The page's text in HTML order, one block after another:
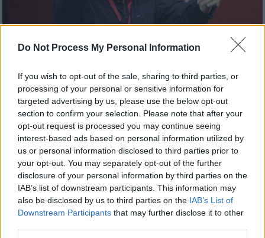
Do Not Process My Personal Information
If you wish to opt-out of the sale, sharing to third parties, or
processing of your personal or sensitive information for
targeted advertising by us, please use the below opt-out
section to confirm your selection. Please note that after your
opt-out request is processed you may continue seeing
interest-based ads based on personal information utilized by
us or personal information disclosed to third parties prior to
your opt-out. You may separately opt-out of the further
disclosure of your personal information by third parties on the
IAB’s list of downstream participants. This information may
also be disclosed by us to third parties on the IAB’s List of
Downstream Participants that may further disclose it to other
Πολιτική| 09.07.2026 20:40
Πολάκης για Φάμελλο: Ορθώς
παραιτήθηκε - Καμία αναβολή της
Κεντρικής Επιτροπής
«Η Κεντρική Επιτροπή συγκλήθηκε με
αίτημα από υπογραφές μελών της και δεν
μπορεί κανείς να την αναβάλει», σημειώνει
στην ανάρτησή του ο βουλευτής του ΣΥΡΙΖΑ